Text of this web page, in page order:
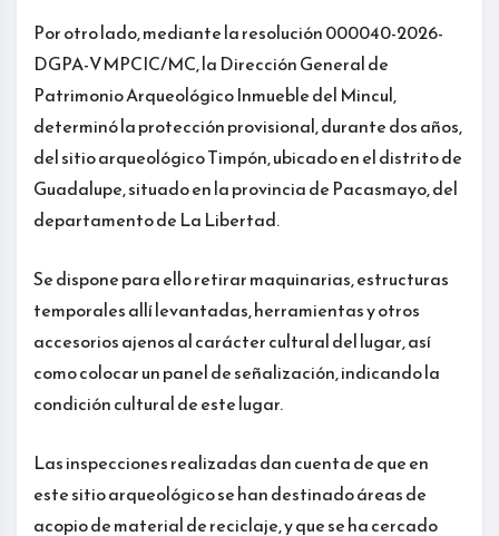
Por otro lado, mediante la resolución 000040-2026-
DGPA-VMPCIC/MC, la Dirección General de
Patrimonio Arqueológico Inmueble del Mincul,
determinó la protección provisional, durante dos años,
del sitio arqueológico Timpón, ubicado en el distrito de
Guadalupe, situado en la provincia de Pacasmayo, del
departamento de La Libertad.
Se dispone para ello retirar maquinarias, estructuras
temporales allí levantadas, herramientas y otros
accesorios ajenos al carácter cultural del lugar, así
como colocar un panel de señalización, indicando la
condición cultural de este lugar.
Las inspecciones realizadas dan cuenta de que en
este sitio arqueológico se han destinado áreas de
acopio de material de reciclaje, y que se ha cercado